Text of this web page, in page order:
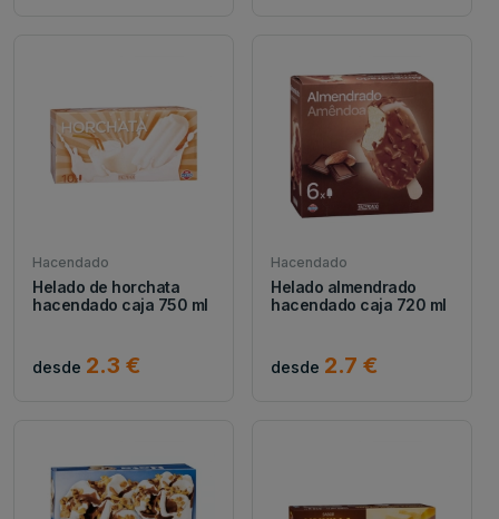
Hacendado
Helado de horchata
hacendado caja 750 ml
desde 2.3 €
Hacendado
Helado almendrado
hacendado caja 720 ml
desde 2.7 €